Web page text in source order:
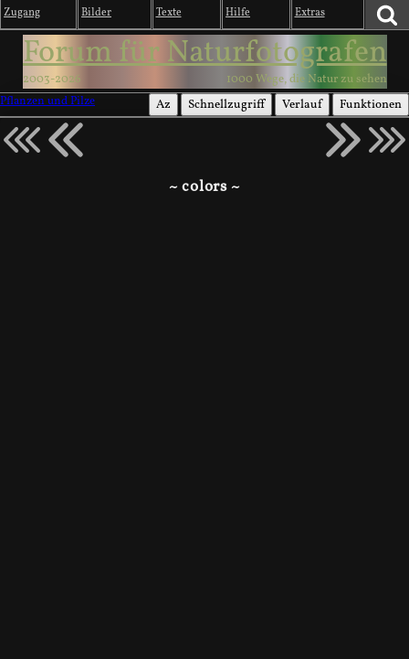
Zugang Bilder Texte Hilfe Extras
Forum für Naturfotografen
2003-2026
1000 Wege, die Natur zu sehen
Pflanzen und Pilze
Az Schnellzugriff Verlauf Funktionen
~ colors ~